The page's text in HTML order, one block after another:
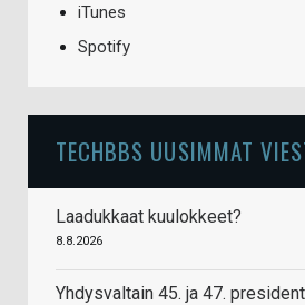
iTunes
Spotify
TECHBBS UUSIMMAT
Laadukkaat kuulokkeet?
8.8.2026
Yhdysvaltain 45. ja 47.